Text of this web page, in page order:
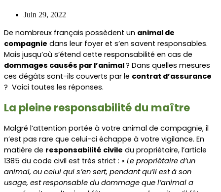
Juin 29, 2022
De nombreux français possèdent un animal de
compagnie dans leur foyer et s’en savent responsables.
dommages causés par l’animal ? Dans quelles mesures
ces dégâts sont-ils couverts par le contrat d’assurance
?  Voici toutes les réponses.
La pleine responsabilité du maître
Malgré l’attention portée à votre animal de compagnie, il
n’est pas rare que celui-ci échappe à votre vigilance. En
matière de responsabilité civile du propriétaire, l’article
1385 du code civil est très strict : « Le propriétaire d’un
animal, ou celui qui s’en sert, pendant qu’il est à son
usage, est responsable du dommage que l’animal a